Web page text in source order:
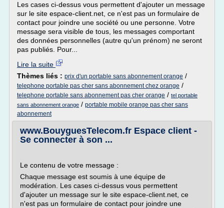
Les cases ci-dessus vous permettent d'ajouter un message
sur le site espace-client.net, ce n'est pas un formulaire de
contact pour joindre une société ou une personne. Votre
message sera visible de tous, les messages comportant
des données personnelles (autre qu'un prénom) ne seront
pas publiés. Pour...
Lire la suite
Thèmes liés : prix d'un portable sans abonnement orange /
telephone portable pas cher sans abonnement chez orange /
telephone portable sans abonnement pas cher orange / tel portable
sans abonnement orange / portable mobile orange pas cher sans
abonnement
www.BouyguesTelecom.fr Espace client -
Se connecter à son ...
Le contenu de votre message :
Chaque message est soumis à une équipe de
modération. Les cases ci-dessus vous permettent
d'ajouter un message sur le site espace-client.net, ce
n'est pas un formulaire de contact pour joindre une